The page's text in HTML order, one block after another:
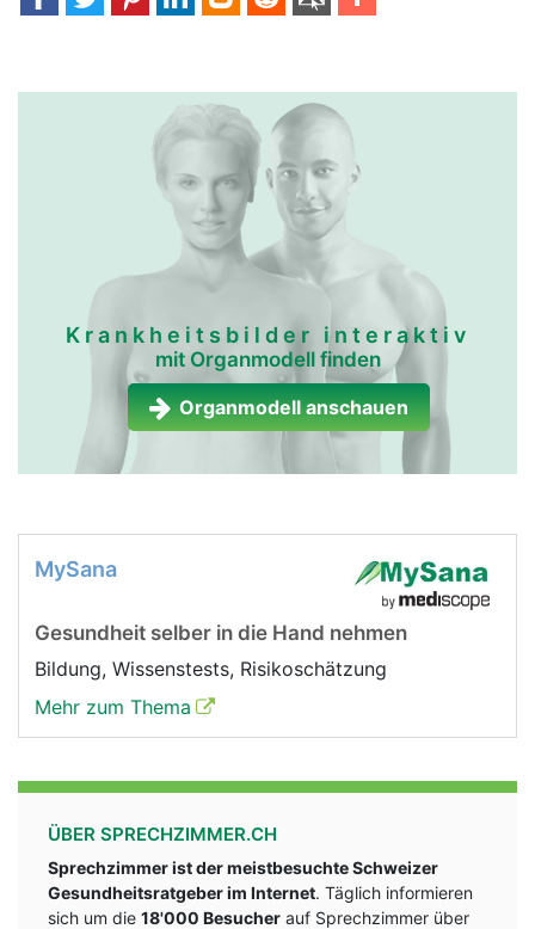
Krankheitsbilder interaktiv
mit Organmodell finden
Organmodell anschauen
MySana
Gesundheit selber in die Hand nehmen
Bildung, Wissenstests, Risikoschätzung
Mehr zum Thema
ÜBER SPRECHZIMMER.CH
Sprechzimmer ist der meistbesuchte Schweizer
Gesundheitsratgeber im Internet. Täglich informieren
sich um die 18'000 Besucher auf Sprechzimmer über